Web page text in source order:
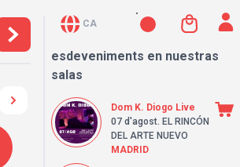
CA
esdeveniments en nuestras
salas
Dom K. Diogo Live
07 d'agost. EL RINCÓN
DEL ARTE NUEVO
MADRID